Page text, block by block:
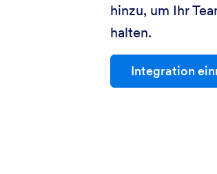
hinzu, um Ihr
halten.
Integration